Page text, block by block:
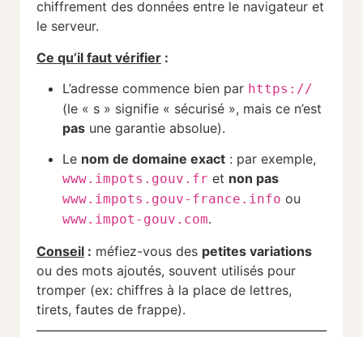
chiffrement des données entre le navigateur et
le serveur.
Ce qu’il faut vérifier :
L’adresse commence bien par https://
(le « s » signifie « sécurisé », mais ce n’est
pas une garantie absolue).
Le nom de domaine exact : par exemple,
www.impots.gouv.fr et non pas
www.impots.gouv-france.info ou
www.impot-gouv.com.
Conseil : méfiez-vous des petites variations
ou des mots ajoutés, souvent utilisés pour
tromper (ex: chiffres à la place de lettres,
tirets, fautes de frappe).